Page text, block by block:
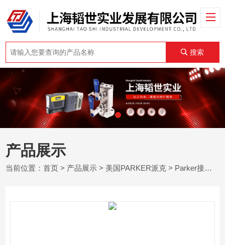
搜索
产品展示
当前位置：首页 > 产品展示 > 美国PARKER派克 > Parker接头